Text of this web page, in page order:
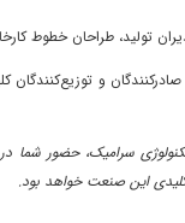
تولید، طراحان خطوط
صادرکنندگان و
سرامیک، حضور شما در
کلیدی این صنعت خواهد بود.